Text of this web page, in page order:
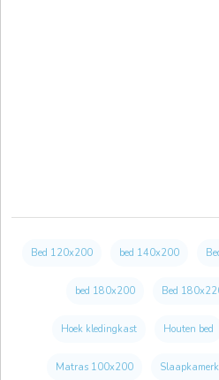
Bed 120x200 bed 140x200
bed 180x200 Bed
Hoek kledingkast Houten bed
Matras 100x200